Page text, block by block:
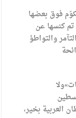
فوق بعضها
تم كنسها عن
والتواطؤ
العربية بخير،